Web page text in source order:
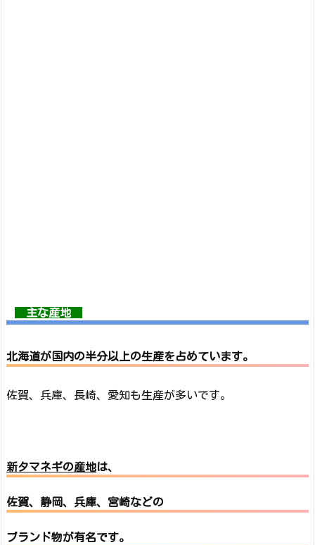
主な産地
北海道が国内の半分以上の生産を占めています。
佐賀、兵庫、長崎、愛知も生産が多いです。
新タマネギの産地は、
佐賀、静岡、兵庫、宮崎などの
ブランド物が有名です。